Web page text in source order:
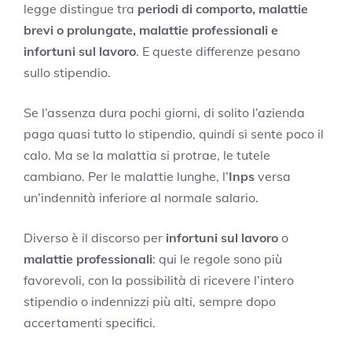
legge distingue tra periodi di comporto, malattie
brevi o prolungate, malattie professionali e
infortuni sul lavoro. E queste differenze pesano
sullo stipendio.
Se l’assenza dura pochi giorni, di solito l’azienda
paga quasi tutto lo stipendio, quindi si sente poco il
calo. Ma se la malattia si protrae, le tutele
cambiano. Per le malattie lunghe, l’Inps versa
un’indennità inferiore al normale salario.
Diverso è il discorso per infortuni sul lavoro o
malattie professionali: qui le regole sono più
favorevoli, con la possibilità di ricevere l’intero
stipendio o indennizzi più alti, sempre dopo
accertamenti specifici.